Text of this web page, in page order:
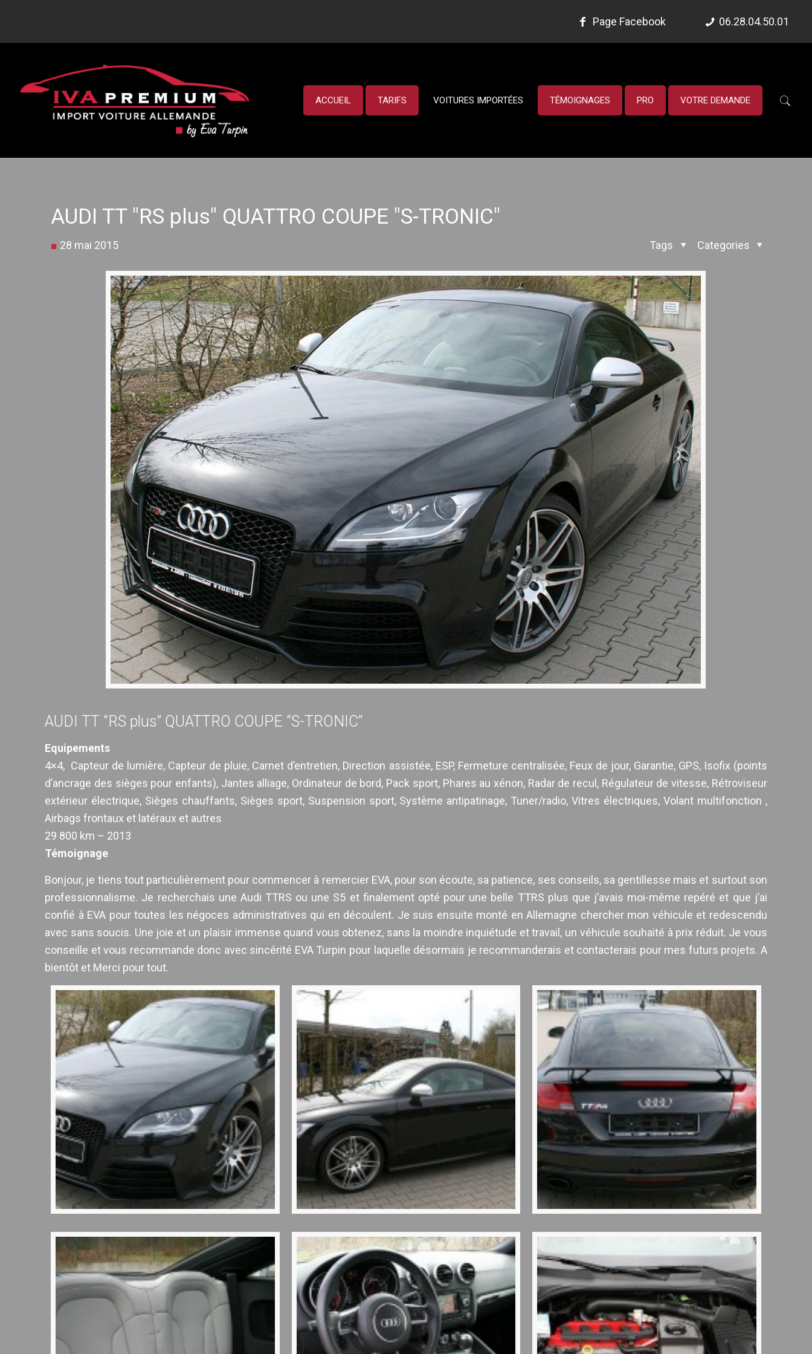
Page Facebook 06.28.04.50.01
ACCUEIL TARIFS VOITURES IMPORTÉES TÉMOIGNAGES PRO VOTRE DEMANDE
AUDI TT "RS plus" QUATTRO COUPE "S-TRONIC"
■ 28 mai 2015 Categories
Tags
AUDI TT “RS plus” QUATTRO COUPE “S-TRONIC”
Equipements
4×4, Capteur de lumière, Capteur de pluie, Carnet d’entretien, Direction assistée, ESP, Fermeture centralisée, Feux de jour, Garantie, GPS, Isofix (points
d’ancrage des sièges pour enfants), Jantes alliage, Ordinateur de bord, Pack sport, Phares au xénon, Radar de recul, Régulateur de vitesse, Rétroviseur
extérieur électrique, Sièges chauffants, Sièges sport, Suspension sport, Système antipatinage, Tuner/radio, Vitres électriques, Volant multifonction ,
Airbags frontaux et latéraux et autres
29 800 km – 2013
Témoignage
Bonjour, je tiens tout particulièrement pour commencer à remercier EVA, pour son écoute, sa patience, ses conseils, sa gentillesse mais et surtout son
professionnalisme. Je recherchais une Audi TTRS ou une S5 et finalement opté pour une belle TTRS plus que j’avais moi-même repéré et que j’ai
confié à EVA pour toutes les négoces administratives qui en découlent. Je suis ensuite monté en Allemagne chercher mon véhicule et redescendu
avec sans soucis. Une joie et un plaisir immense quand vous obtenez, sans la moindre inquiétude et travail, un véhicule souhaité à prix réduit. Je vous
conseille et vous recommande donc avec sincérité EVA Turpin pour laquelle désormais je recommanderais et contacterais pour mes futurs projets. A
bientôt et Merci pour tout.